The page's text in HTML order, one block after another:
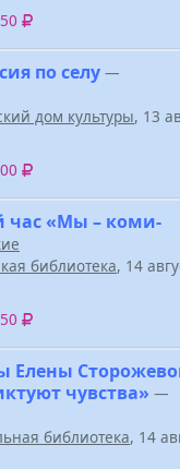
по селу —
дом культуры, 13
час «Мы – коми-
библиотека, 14
Елены
чувства» —
библиотека, 14